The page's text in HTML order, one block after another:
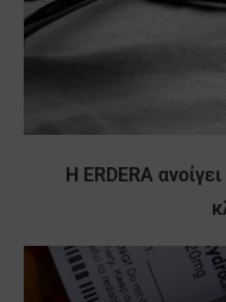
Η ERDERA